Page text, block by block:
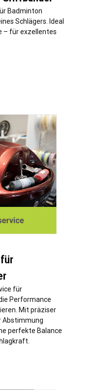
Badminton
Schlägers. Ideal
– für exzellentes
für
Performance
Mit präziser
Abstimmung
perfekte Balance